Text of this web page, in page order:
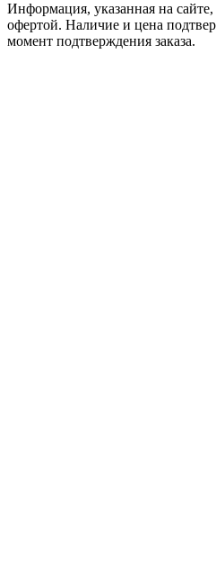
Информация, указанная на
офертой. Наличие и цена
момент подтверждения заказа.